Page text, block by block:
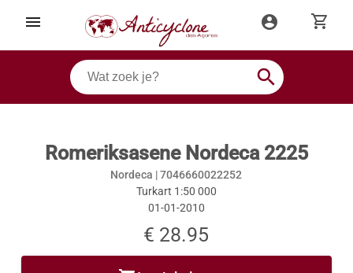
menu account_circle shopping_cart
search
Romeriksasene Nordeca 2225
Nordeca |7046660022252
Turkart 1:50 000
01-01-2010
€ 28.95